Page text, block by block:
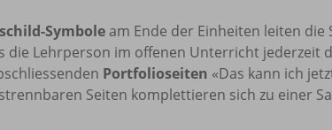
Symbole am Ende der Einheiten leiten die
die Lehrperson im offenen Unterricht jederzeit
Portfolioseiten «Das kann ich
Seiten komplettieren sich zu einer